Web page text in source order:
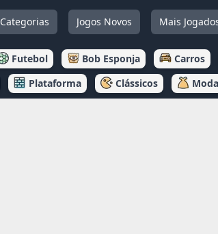
Categorias Jogos Novos Mais
Futebol Bob Esponja Carros
Plataforma Clássicos Moda